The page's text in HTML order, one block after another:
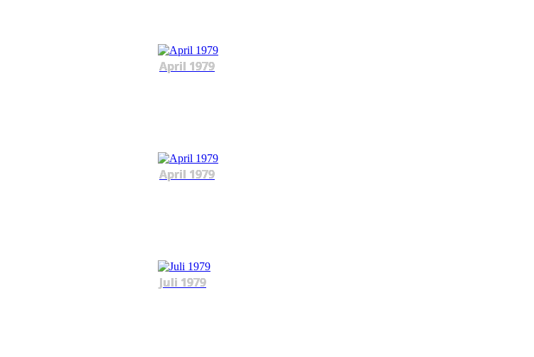
April 1979
April 1979
Juli 1979